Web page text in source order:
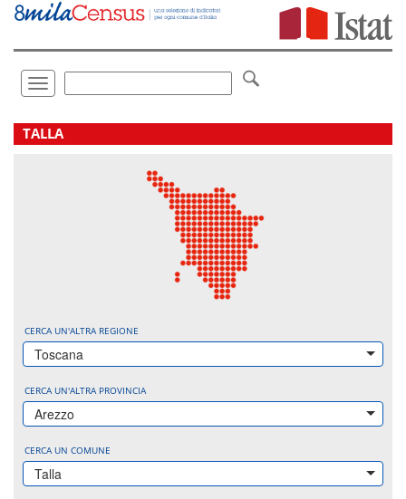
Vai
direttamente
Toggle
navigation
.
TALLA
CERCA UN'ALTRA REGIONE
Toscana
CERCA UN'ALTRA PROVINCIA
Arezzo
CERCA UN COMUNE
Talla